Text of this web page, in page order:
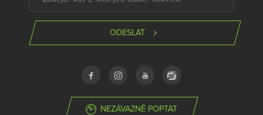
ODESLAT
NEZÁVAZNĚ POPTAT